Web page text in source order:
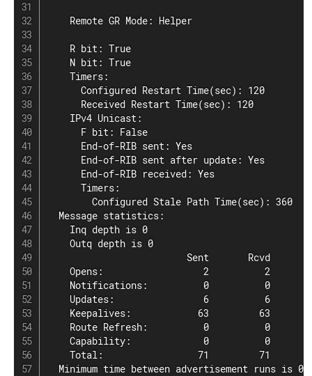
    Remote GR Mode: Helper
    R bit: True
    N bit: True
    Timers:
      Configured Restart Time(sec): 120
      Received Restart Time(sec): 120
    IPv4 Unicast:
      F bit: False
      End-of-RIB sent: Yes
      End-of-RIB sent after update: Yes
      End-of-RIB received: Yes
      Timers:
        Configured Stale Path Time(sec): 360
  Message statistics:
    Inq depth is 0
    Outq depth is 0
                         Sent       Rcvd
    Opens:                  2          2
    Notifications:          0          0
    Updates:                6          6
    Keepalives:            63         63
    Route Refresh:          0          0
    Capability:             0          0
    Total:                 71         71
Minimum time between advertisement runs is 0